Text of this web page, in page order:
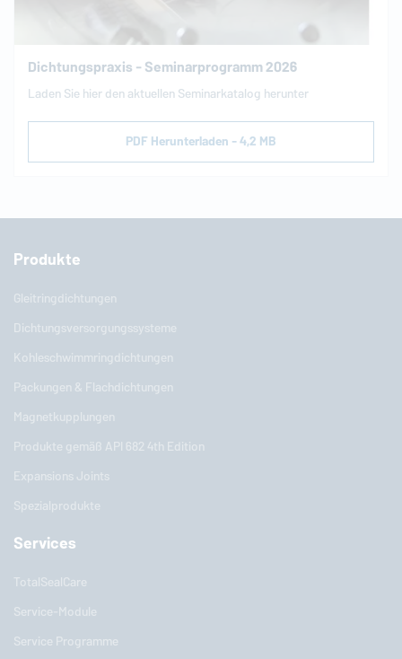
Dichtungspraxis - Seminarprogramm 2026
Laden Sie hier den aktuellen Seminarkatalog herunter
PDF Herunterladen - 4,2 MB
Produkte
Gleitringdichtungen
Dichtungsversorgungssysteme
Kohleschwimmringdichtungen
Packungen & Flachdichtungen
Magnetkupplungen
Produkte gemäß API 682 4th Edition
Expansions Joints
Spezialprodukte
Services
TotalSealCare
Service-Module
Service Programme